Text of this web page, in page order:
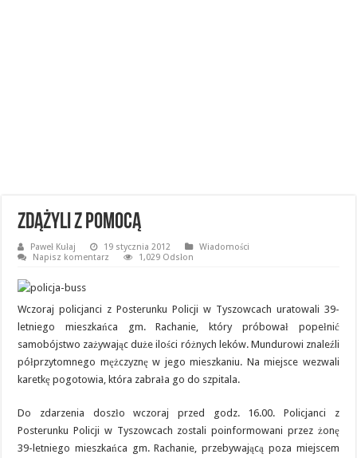
Zdążyli z pomocą
Paweł Kułaj 19 stycznia 2012
Wiadomości
Napisz komentarz
1,029 Odsłon
Wczoraj policjanci z Posterunku Policji w Tyszowcach uratowali 39-
letniego mieszkańca gm. Rachanie, który próbował popełnić
samobójstwo zażywając duże ilości różnych leków. Mundurowi znaleźli
półprzytomnego mężczyznę w jego mieszkaniu. Na miejsce wezwali
karetkę pogotowia, która zabrała go do szpitala.
Do zdarzenia doszło wczoraj przed godz. 16.00. Policjanci z
Posterunku Policji w Tyszowcach zostali poinformowani przez żonę
39-letniego mieszkańca gm. Rachanie, przebywającą poza miejscem